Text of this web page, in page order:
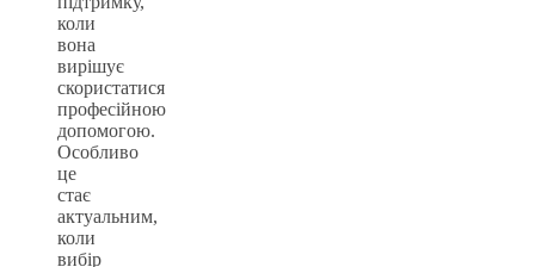
коли
вона
вирішує
скористатися
професійною
допомогою.
Особливо
це
стає
актуальним,
коли
вибір